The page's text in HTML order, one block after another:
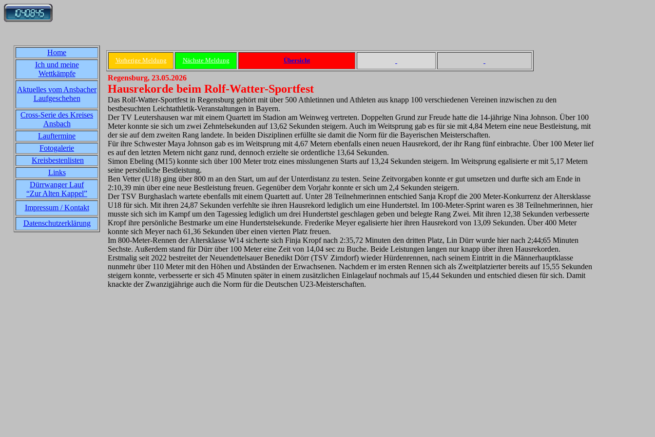
Home
Ich und meine
Wettkämpfe
Aktuelles vom Ansbacher
Laufgeschehen
Cross-Serie des Kreises
Ansbach
Lauftermine
Fotogalerie
Kreisbestenlisten
Links
Dürrwanger Lauf
“Zur Alten Kappel”
Impressum / Kontakt
Datenschutzerklärung
Vorherige Meldung Nächste Meldung Übersicht
Regensburg, 23.05.2026
Hausrekorde beim Rolf-Watter-Sportfest
Das Rolf-Watter-Sportfest in Regensburg gehört mit über 500 Athletinnen und Athleten aus knapp 100 verschiedenen Vereinen inzwischen zu den
bestbesuchten Leichtathletik-Veranstaltungen in Bayern.
Der TV Leutershausen war mit einem Quartett im Stadion am Weinweg vertreten. Doppelten Grund zur Freude hatte die 14-jährige Nina Johnson. Über 100
Meter konnte sie sich um zwei Zehntelsekunden auf 13,62 Sekunden steigern. Auch im Weitsprung gab es für sie mit 4,84 Metern eine neue Bestleistung, mit
der sie auf dem zweiten Rang landete. In beiden Disziplinen erfüllte sie damit die Norm für die Bayerischen Meisterschaften.
Für ihre Schwester Maya Johnson gab es im Weitsprung mit 4,67 Metern ebenfalls einen neuen Hausrekord, der ihr Rang fünf einbrachte. Über 100 Meter lief
es auf den letzten Metern nicht ganz rund, dennoch erzielte sie ordentliche 13,64 Sekunden.
Simon Ebeling (M15) konnte sich über 100 Meter trotz eines misslungenen Starts auf 13,24 Sekunden steigern. Im Weitsprung egalisierte er mit 5,17 Metern
seine persönliche Bestleistung.
Ben Vetter (U18) ging über 800 m an den Start, um auf der Unterdistanz zu testen. Seine Zeitvorgaben konnte er gut umsetzen und durfte sich am Ende in
2:10,39 min über eine neue Bestleistung freuen. Gegenüber dem Vorjahr konnte er sich um 2,4 Sekunden steigern.
Der TSV Burghaslach wartete ebenfalls mit einem Quartett auf. Unter 28 Teilnehmerinnen entschied Sanja Kropf die 200 Meter-Konkurrenz der Altersklasse
U18 für sich. Mit ihren 24,87 Sekunden verfehlte sie ihren Hausrekord lediglich um eine Hundertstel. Im 100-Meter-Sprint waren es 38 Teilnehmerinnen, hier
musste sich sich im Kampf um den Tagessieg lediglich um drei Hundertstel geschlagen geben und belegte Rang Zwei. Mit ihren 12,38 Sekunden verbesserte
Kropf ihre persönliche Bestmarke um eine Hundertstelsekunde. Frederike Meyer egalisierte hier ihren Hausrekord von 13,09 Sekunden. Über 400 Meter
konnte sich Meyer nach 61,36 Sekunden über einen vierten Platz freuen.
Im 800-Meter-Rennen der Altersklasse W14 sicherte sich Finja Kropf nach 2:35,72 Minuten den dritten Platz, Lin Dürr wurde hier nach 2;44;65 Minuten
Sechste. Außerdem stand für Dürr über 100 Meter eine Zeit von 14,04 sec zu Buche. Beide Leistungen langen nur knapp über ihren Hausrekorden.
Erstmalig seit 2022 bestreitet der Neuendettelsauer Benedikt Dörr (TSV Zirndorf) wieder Hürdenrennen, nach seinem Eintritt in die Männerhauptklasse
nunmehr über 110 Meter mit den Höhen und Abständen der Erwachsenen. Nachdem er im ersten Rennen sich als Zweitplatzierter bereits auf 15,55 Sekunden
steigern konnte, verbesserte er sich 45 Minuten später in einem zusätzlichen Einlagelauf nochmals auf 15,44 Sekunden und entschied diesen für sich. Damit
knackte der Zwanzigjährige auch die Norm für die Deutschen U23-Meisterschaften.